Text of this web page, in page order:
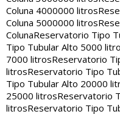
Coluna 4000000 litros
Coluna 5000000 litros
ColunaReservatorio Tipo
Tipo Tubular Alto 5000
7000 litrosReservatorio
litrosReservatorio Tipo
Tipo Tubular Alto 20000
25000 litrosReservatorio
litrosReservatorio Tipo